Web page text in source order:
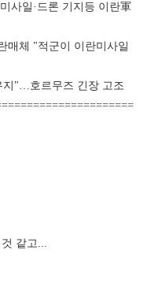
사일·드론 기지등 이란軍
매체 "적군이 이란미사일
지"…호르무즈 긴장 고조
같고...